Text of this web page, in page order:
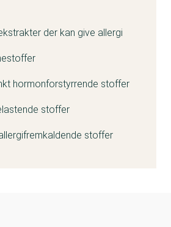
leverandør af DHHB
for DnHexP
om solcreme
der kan give allergi
hormonforstyrrende stoffer
stoffer
stoffer